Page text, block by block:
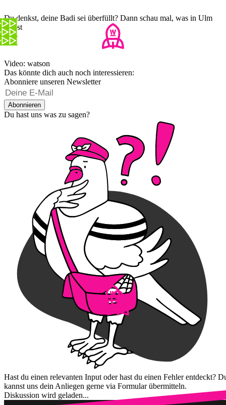
Du denkst, deine Badi sei überfüllt? Dann schau mal, was in Ulm
los ist
Video: watson
Das könnte dich auch noch interessieren:
Abonniere unseren Newsletter
Abonnieren
Du hast uns was zu sagen?
Hast du einen relevanten Input oder hast du einen Fehler entdeckt?
kannst uns dein Anliegen gerne via Formular übermitteln.
Diskussion wird geladen...